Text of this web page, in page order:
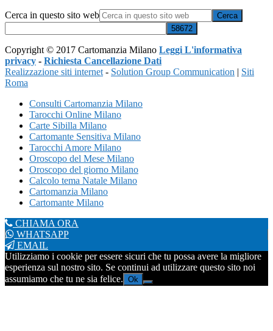
Cerca in questo sito web
Copyright © 2017 Cartomanzia Milano Leggi L'informativa
privacy - Richiesta Cancellazione Dati
Realizzazione siti internet- Solution Group Communication | Siti
Roma
Consulti Cartomanzia Milano
Tarocchi Online Milano
Carte Sibilla Milano
Cartomante Sensitiva Milano
Tarocchi Amore Milano
Oroscopo del Mese Milano
Oroscopo del giorno Milano
Calcolo tema Natale Milano
Cartomanzia Milano
Cartomante Milano
CHIAMA ORA
WHATSAPP
EMAIL
Utilizziamo i cookie per essere sicuri che tu possa avere la migliore
esperienza sul nostro sito. Se continui ad utilizzare questo sito noi
assumiamo che tu ne sia felice. Ok